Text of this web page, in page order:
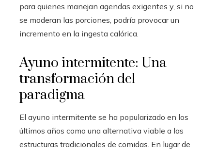
para quienes manejan agendas exigentes y, si no
se moderan las porciones, podría provocar un
incremento en la ingesta calórica.
Ayuno intermitente: Una
transformación del
paradigma
El ayuno intermitente se ha popularizado en los
últimos años como una alternativa viable a las
estructuras tradicionales de comidas. En lugar de